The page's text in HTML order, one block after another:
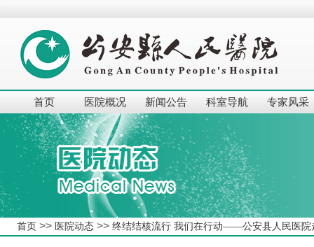
首页 医院概况 新闻公告 科室导航 专家风采
首页 >> 医院动态 >> 终结结核流行 我们在行动——公安县人民医院